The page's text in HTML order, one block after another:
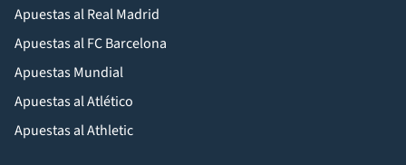
Apuestas al Real Madrid
Apuestas al FC Barcelona
Apuestas Mundial
Apuestas al Atlético
Apuestas al Athletic